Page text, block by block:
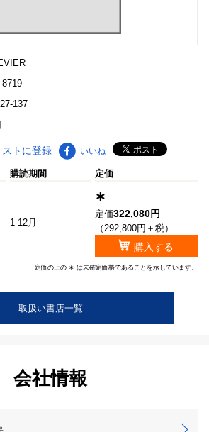
8719
137
トに登録 いいね
購読期間 定価
1-12月
∗
定価322,080円
（292,800円＋税）
購入する
定価の上の ∗ は未確定価格であることを示しています。
取扱い書店一覧
会社情報